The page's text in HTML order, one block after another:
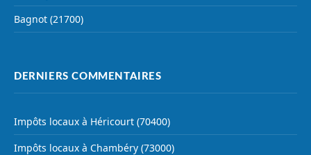
Bagnot (21700)
DERNIERS COMMENTAIRES
Impôts locaux à Héricourt (70400)
Impôts locaux à Chambéry (73000)